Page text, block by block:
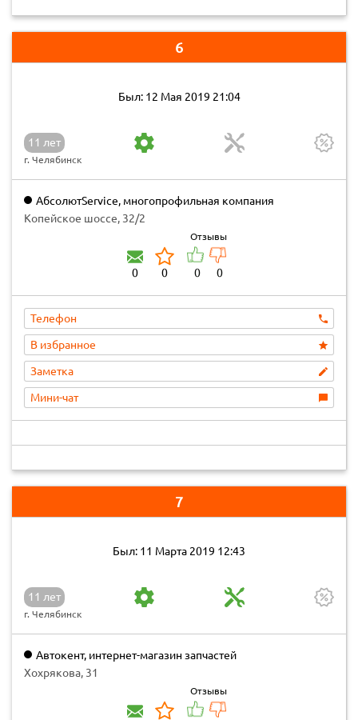
6
Был: 12 Мая 2019 21:04
11 лет
г. Челябинск
АбсолютService, многопрофильная компания
Копейское шоссе, 32/2
0 0
Отзывы
0 0
Телефон
В избранное
Заметка
Мини-чат
7
Был: 11 Марта 2019 12:43
11 лет
г. Челябинск
Автокент, интернет-магазин запчастей
Хохрякова, 31
Отзывы